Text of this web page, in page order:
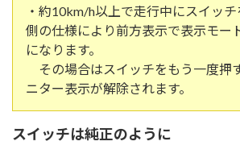
・約10km/h以上で走行中にスイッ
側の仕様により前方表示で表示モー
になります。
その場合はスイッチをもう一度押
ニター表示が解除されます。
スイッチは純正のように